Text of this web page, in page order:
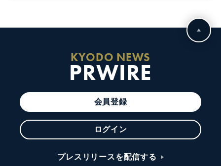
KYODO NEWS
PRWIRE
会員登録
ログイン
プレスリリースを配信する